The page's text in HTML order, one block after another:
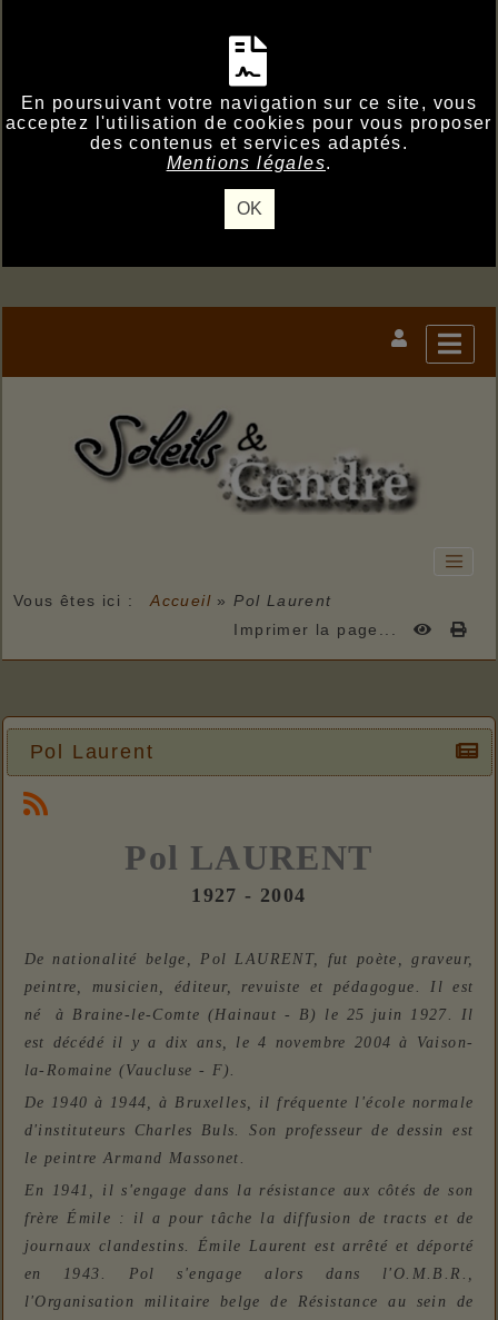
En poursuivant votre navigation sur ce site, vous
acceptez l'utilisation de cookies pour vous proposer
des contenus et services adaptés.
Mentions légales.
OK
Vous êtes ici : Accueil » Pol Laurent
Imprimer la page...
Pol Laurent
Pol LAURENT
1927 - 2004
De nationalité belge, Pol LAURENT, fut poète, graveur,
peintre, musicien, éditeur, revuiste et pédagogue. Il est
né à Braine-le-Comte (Hainaut - B) le 25 juin 1927. Il
est décédé il y a dix ans, le 4 novembre 2004 à Vaison-
la-Romaine (Vaucluse - F).
De 1940 à 1944, à Bruxelles, il fréquente l'école normale
d'instituteurs Charles Buls. Son professeur de dessin est
le peintre Armand Massonet.
En 1941, il s'engage dans la résistance aux côtés de son
frère Émile : il a pour tâche la diffusion de tracts et de
journaux clandestins. Émile Laurent est arrêté et déporté
en 1943. Pol s'engage alors dans l'O.M.B.R.,
l'Organisation militaire belge de Résistance au sein de